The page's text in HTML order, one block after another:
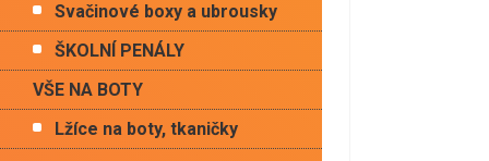
Svačinové boxy a ubrousky
ŠKOLNÍ PENÁLY
VŠE NA BOTY
Lžíce na boty, tkaničky